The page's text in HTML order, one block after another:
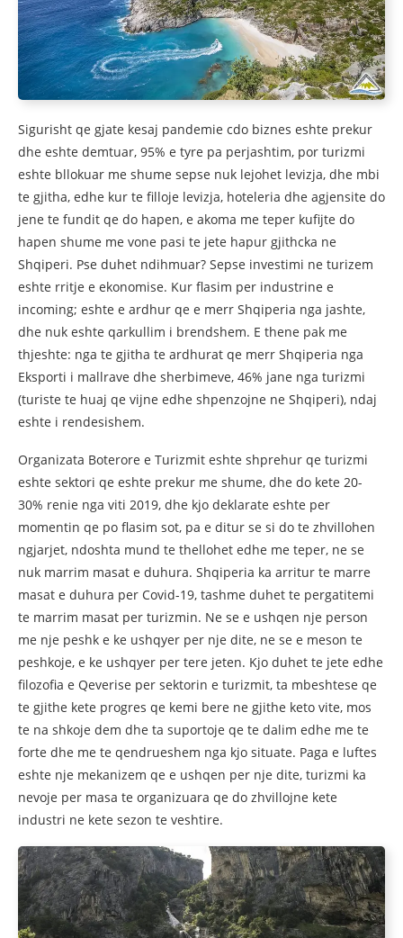
Sigurisht qe gjate kesaj pandemie cdo biznes eshte prekur
dhe eshte demtuar, 95% e tyre pa perjashtim, por turizmi
eshte bllokuar me shume sepse nuk lejohet levizja, dhe mbi
te gjitha, edhe kur te filloje levizja, hoteleria dhe agjensite do
jene te fundit qe do hapen, e akoma me teper kufijte do
hapen shume me vone pasi te jete hapur gjithcka ne
Shqiperi. Pse duhet ndihmuar? Sepse investimi ne turizem
eshte rritje e ekonomise. Kur flasim per industrine e
incoming; eshte e ardhur qe e merr Shqiperia nga jashte,
dhe nuk eshte qarkullim i brendshem. E thene pak me
thjeshte: nga te gjitha te ardhurat qe merr Shqiperia nga
Eksporti i mallrave dhe sherbimeve, 46% jane nga turizmi
(turiste te huaj qe vijne edhe shpenzojne ne Shqiperi), ndaj
eshte i rendesishem.
Organizata Boterore e Turizmit eshte shprehur qe turizmi
eshte sektori qe eshte prekur me shume, dhe do kete 20-
30% renie nga viti 2019, dhe kjo deklarate eshte per
momentin qe po flasim sot, pa e ditur se si do te zhvillohen
ngjarjet, ndoshta mund te thellohet edhe me teper, ne se
nuk marrim masat e duhura. Shqiperia ka arritur te marre
masat e duhura per Covid-19, tashme duhet te pergatitemi
te marrim masat per turizmin. Ne se e ushqen nje person
me nje peshk e ke ushqyer per nje dite, ne se e meson te
peshkoje, e ke ushqyer per tere jeten. Kjo duhet te jete edhe
filozofia e Qeverise per sektorin e turizmit, ta mbeshtese qe
te gjithe kete progres qe kemi bere ne gjithe keto vite, mos
te na shkoje dem dhe ta suportoje qe te dalim edhe me te
forte dhe me te qendrueshem nga kjo situate. Paga e luftes
eshte nje mekanizem qe e ushqen per nje dite, turizmi ka
nevoje per masa te organizuara qe do zhvillojne kete
industri ne kete sezon te veshtire.